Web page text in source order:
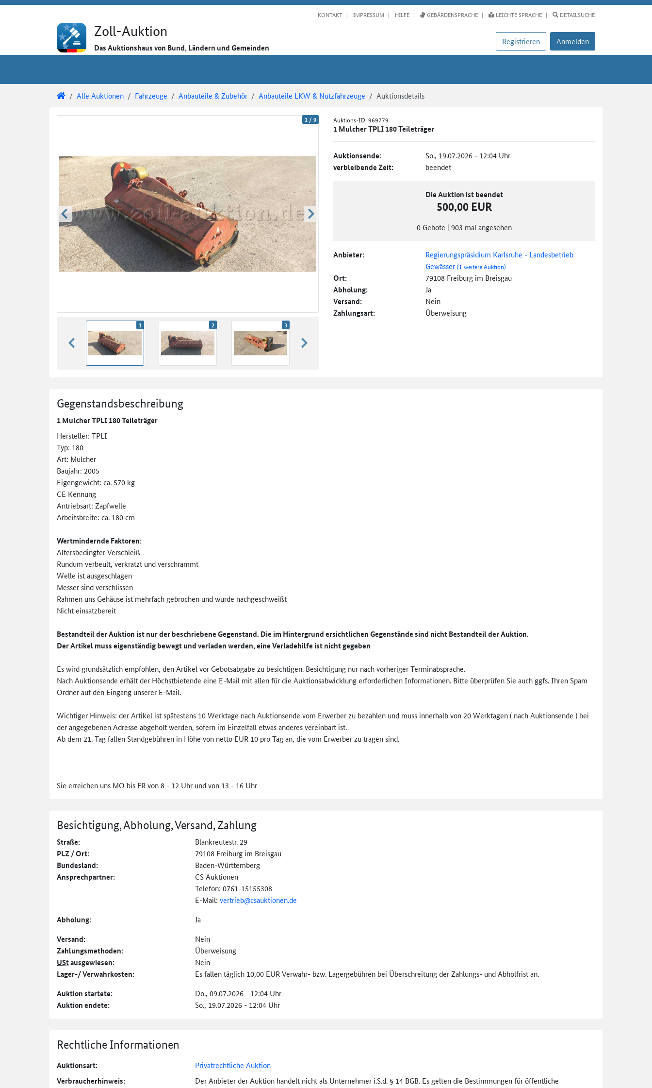
KONTAKT IMPRESSUM HILFE GEBÄRDENSPRACHE LEICHTE SPRACHE DETAILSUCHE
Zoll-Auktion
Das Auktionshaus von Bund, Ländern und Gemeinden
Registrieren Anmelden
Zoll-Auktion
Alle Auktionen Fahrzeuge Anbauteile & Zubehör Anbauteile LKW & Nutzfahrzeuge Auktionsdetails
Auktionsdetails 1 /9
zurück blättern weiter blättern
zurück blättern
1 2 3
weiter blättern
Auktions-ID:969779
1 Mulcher TPLI 180 Teileträger
Auktionsende: So., 19.07.2026 - 12:04 Uhr
verbleibende Zeit: beendet
Die Auktion ist beendet
500,00 EUR
0 Gebote | 903 mal angesehen
Anbieter:
Regierungspräsidium Karlsruhe - Landesbetrieb
Gewässer (1 weitere Auktion)
Ort: 79108 Freiburg im Breisgau
Abholung: Ja
Versand: Nein
Zahlungsart: Überweisung
Gegenstandsbeschreibung
1 Mulcher TPLI 180 Teileträger
Hersteller: TPLI
Typ: 180
Art: Mulcher
Baujahr: 2005
Eigengewicht: ca. 570 kg
CE Kennung
Antriebsart: Zapfwelle
Arbeitsbreite: ca. 180 cm
Wertmindernde Faktoren:
Altersbedingter Verschleiß
Rundum verbeult, verkratzt und verschrammt
Welle ist ausgeschlagen
Messer sind verschlissen
Rahmen uns Gehäuse ist mehrfach gebrochen und wurde nachgeschweißt
Nicht einsatzbereit
Bestandteil der Auktion ist nur der beschriebene Gegenstand. Die im Hintergrund ersichtlichen Gegenstände sind nicht Bestandteil der Auktion.
Der Artikel muss eigenständig bewegt und verladen werden, eine Verladehilfe ist nicht gegeben
Es wird grundsätzlich empfohlen, den Artikel vor Gebotsabgabe zu besichtigen. Besichtigung nur nach vorheriger Terminabsprache.
Nach Auktionsende erhält der Höchstbietende eine E-Mail mit allen für die Auktionsabwicklung erforderlichen Informationen. Bitte überprüfen Sie auch ggfs. Ihren Spam
Ordner auf den Eingang unserer E-Mail.
Wichtiger Hinweis: der Artikel ist spätestens 10 Werktage nach Auktionsende vom Erwerber zu bezahlen und muss innerhalb von 20 Werktagen ( nach Auktionsende ) bei
der angegebenen Adresse abgeholt werden, sofern im Einzelfall etwas anderes vereinbart ist.
Ab dem 21. Tag fallen Standgebühren in Höhe von netto EUR 10 pro Tag an, die vom Erwerber zu tragen sind.
Sie erreichen uns MO bis FR von 8 - 12 Uhr und von 13 - 16 Uhr
Besichtigung, Abholung, Versand, Zahlung
Straße: Blankreutestr. 29
PLZ / Ort: 79108 Freiburg im Breisgau
Bundesland: Baden-Württemberg
Ansprechpartner:
CS Auktionen
Telefon: 0761-15155308
E-Mail: vertrieb@csauktionen.de
Abholung: Ja
Versand: Nein
Zahlungs­methoden: Überweisung
UStausgewiesen: Nein
Lager-/ Verwahrkosten: Es fallen täglich 10,00 EUR Verwahr- bzw. Lagergebühren bei Überschreitung der Zahlungs- und Abholfrist an.
Auktion startete: Do., 09.07.2026 - 12:04 Uhr
Auktion endete: So., 19.07.2026 - 12:04 Uhr
Rechtliche Informationen
Auktionsart: Privatrechtliche Auktion
Verbraucher­hinweis:
Der Anbieter der Auktion handelt nicht als Unternehmer i.S.d. § 14 BGB. Es gelten die Bestimmungen für öffentliche